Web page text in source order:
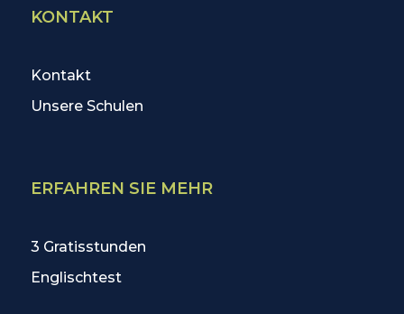
KONTAKT
Kontakt
Unsere Schulen
ERFAHREN SIE MEHR
3 Gratisstunden
Englischtest